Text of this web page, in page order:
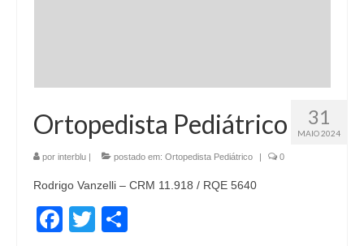
31
MAIO 2024
Ortopedista Pediátrico
por interblu | postado em: Ortopedista Pediátrico | 0
Rodrigo Vanzelli – CRM 11.918 / RQE 5640
Facebook
Twitter